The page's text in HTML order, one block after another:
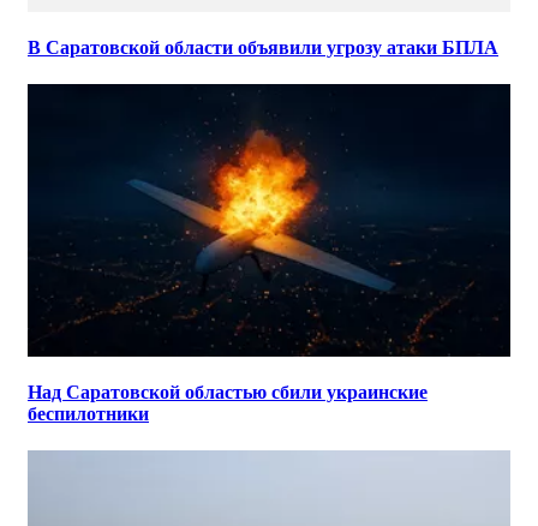
В Саратовской области объявили угрозу атаки БПЛА
Над Саратовской областью сбили украинские
беспилотники